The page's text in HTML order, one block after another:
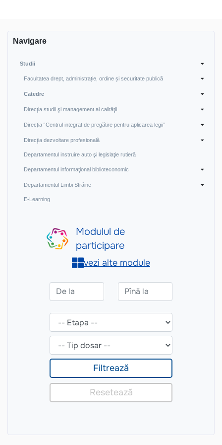
Navigare
Studii
Facultatea drept, administrație, ordine și securitate publică
Catedre
Direcţia studii şi management al calităţii
Direcţia “Centrul integrat de pregătire pentru aplicarea legii”
Direcţia dezvoltare profesională
Departamentul instruire auto şi legislaţie rutieră
Departamentul informaţional biblioteconomic
Departamentul Limbi Străine
E-Learning